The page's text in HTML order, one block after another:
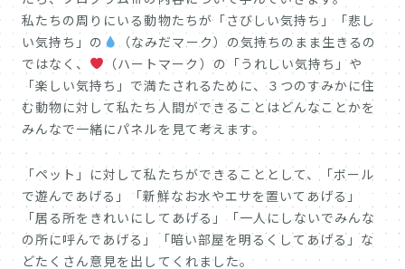
私たちの周りにいる動物たちが「さびしい気持ち」「悲し
い気持ち」の
（なみだマーク）の気持ちのまま生きるの
ではなく、
（ハートマーク）の「うれしい気持ち」や
「楽しい気持ち」で満たされるために、３つのすみかに住
む動物に対して私たち人間ができることはどんなことかを
みんなで一緒にパネルを見て考えます。
「ペット」に対して私たちができることとして、「ボール
で遊んであげる」「新鮮なお水やエサを置いてあげる」
「居る所をきれいにしてあげる」「一人にしないでみんな
の所に呼んであげる」「暗い部屋を明るくしてあげる」な
どたくさん意見を出してくれました。